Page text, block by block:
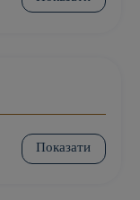
Показати